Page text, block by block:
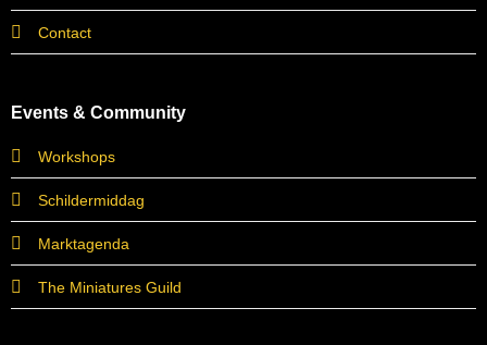
Contact
Events & Community
Workshops
Schildermiddag
Marktagenda
The Miniatures Guild